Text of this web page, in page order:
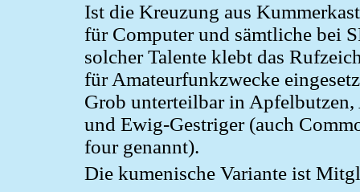
Ist die Kreuzung aus
für Computer und sämtliche bei
solcher Talente klebt das
für Amateurfunkzwecke
Grob unterteilbar in
und Ewig-Gestriger (auch
four genannt).
Die kumenische Variante ist